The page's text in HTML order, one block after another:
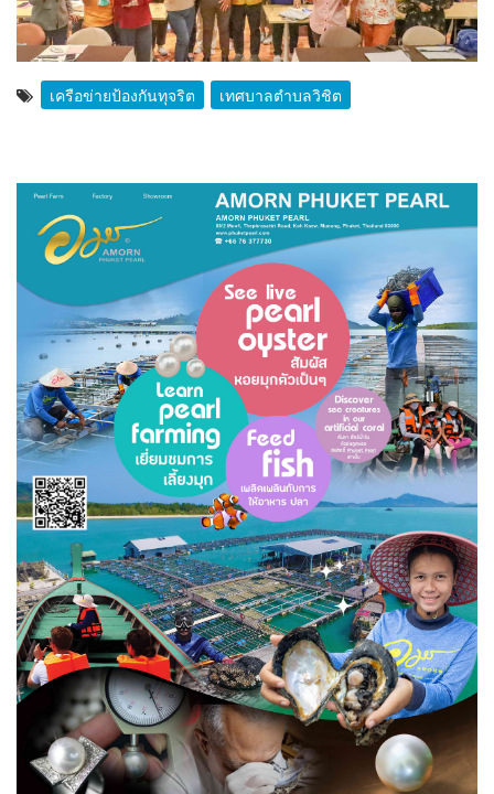
เครือข่ายป้องกันทุจริต เทศบาลตำบลวิชิต